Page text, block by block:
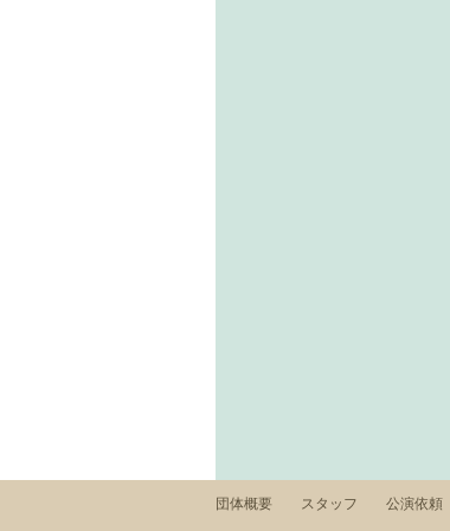
団体概要 スタッフ 公演依頼